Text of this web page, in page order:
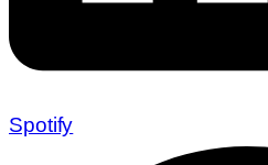
Spotify